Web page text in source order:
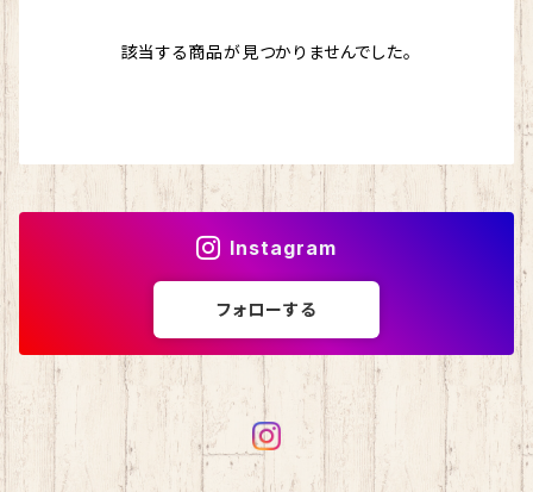
シルクフィリーノ
シェヘラザード
カシミヤ
カシミヤグレイス
マジックダイアモンド
isager （イサガー）
シルクモヘア
野呂英作
該当する商品が見つかりませんでした。
Instagram
フォローする